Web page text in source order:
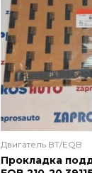
Двигатель BT/EQB
Прокладка